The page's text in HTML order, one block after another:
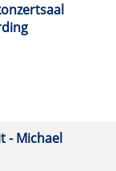
- Michael